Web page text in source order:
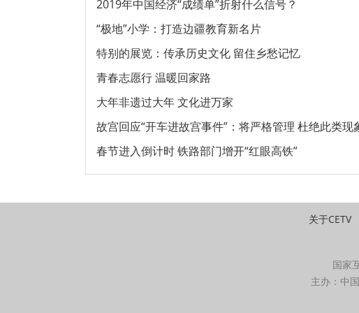
2019年中国经济“成绩单”折射什么信号？
“极地”小学：打造边疆教育新名片
特别的展览：传承历史文化 留住乡愁记忆
青春志愿行 温暖回家路
大年非遗过大年 文化进万家
故宫回应“开车进故宫事件”：将严格管理 杜绝此类现
春节进入倒计时 铁路部门增开“红眼高铁”
关于CETV
国家
主办：中